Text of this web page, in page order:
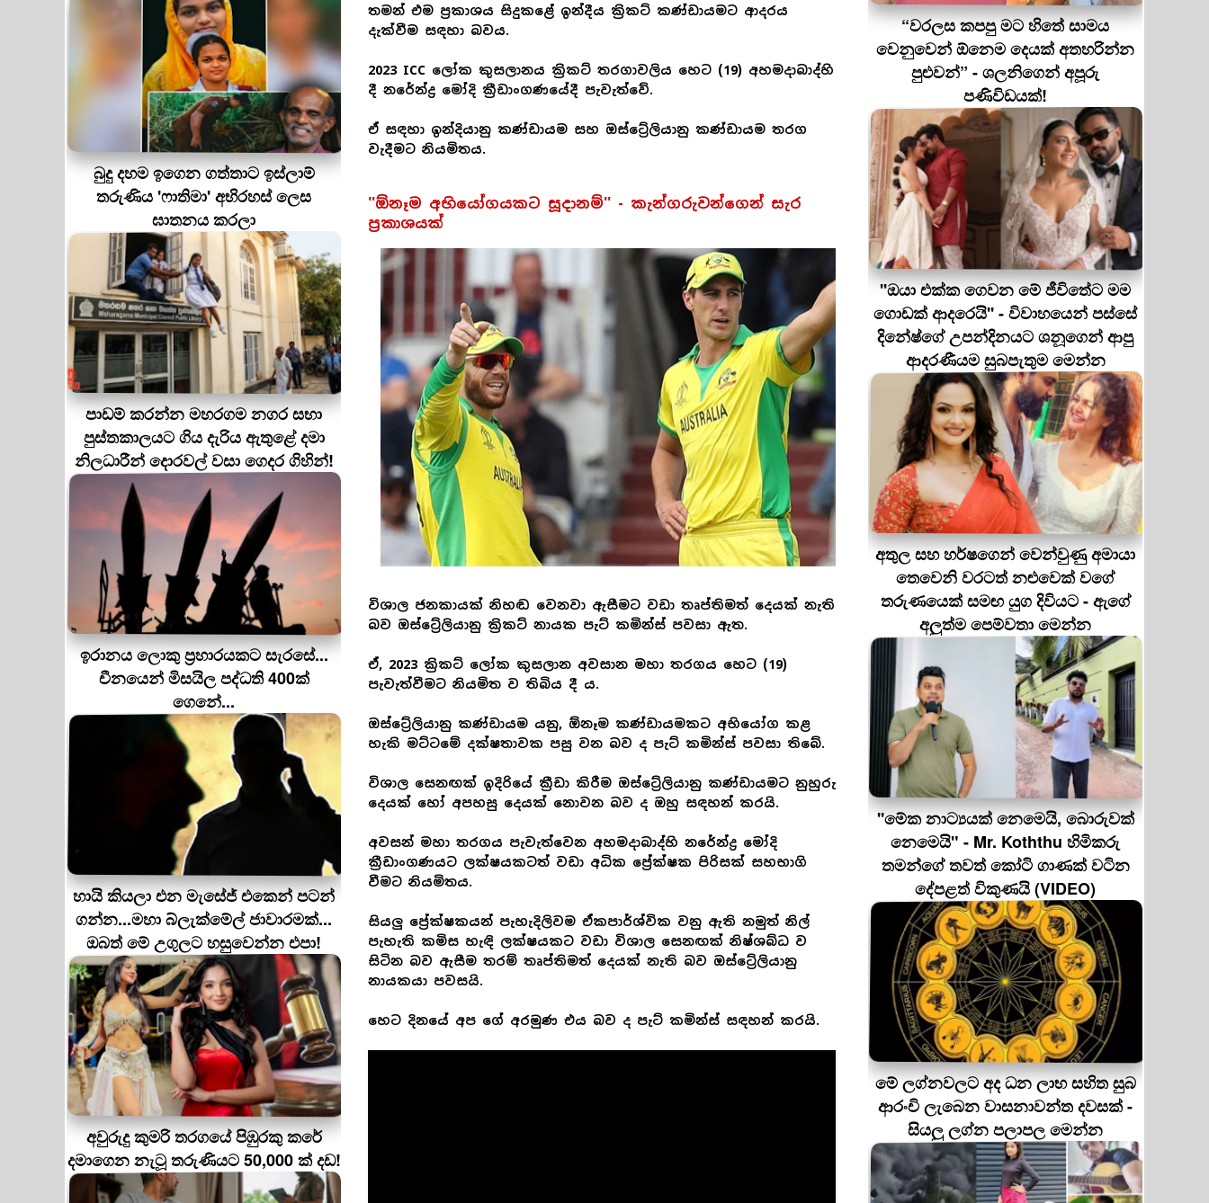
බුදු දහම ඉගෙන ගත්තාට ඉස්ලාම්
තරුණිය 'ෆාතිමා' අභිරහස් ලෙස
ඝාතනය කරලා
පාඩම් කරන්න මහරගම නගර සභා
පුස්තකාලයට ගිය දැරිය ඇතුළේ දමා
නිලධාරීන් දොරවල් වසා ගෙදර ගිහින්!
ඉරානය ලොකු ප‍්‍රහාරයකට සැරසේ...
චීනයෙන් මිසයිල පද්ධති 400ක්
ගෙනේ...
හායි කියලා එන මැසේජ් එකෙන් පටන්
ගන්න...මහා බ්ලැක්මේල් ජාවාරමක්...
ඔබත් මේ උගුලට හසුවෙන්න එපා!
අවුරුදු කුමරි තරගයේ පිඹුරකු කරේ
දමාගෙන නැටූ තරුණියට 50,000 ක් දඩ!
තමන් එම ප්‍රකාශය සිදුකළේ ඉන්දීය ක්‍රිකට් කණ්ඩායමට ආදරය
දැක්වීම සඳහා බවය.
2023 ICC ලෝක කුසලානය ක්‍රිකට් තරගාවලිය හෙට (19) අහමදාබාද්හි
දී නරේන්ද්‍ර මෝදි ක්‍රීඩාංගණයේදී පැවැත්වේ.
ඒ සඳහා ඉන්දියානු කණ්ඩායම සහ ඔස්ට්‍රේලියානු කණ්ඩායම තරග
වැදීමට නියමිතය.
''ඕනෑම අභියෝගයකට සූදානම්'' - කැන්ගරුවන්ගෙන් සැර
ප්‍රකාශයක්
විශාල ජනකායක් නිහඬ වෙනවා ඇසීමට වඩා තෘප්තිමත් දෙයක් නැති
බව ඔස්ට්‍රේලියානු ක්‍රිකට් නායක පැට් කමින්ස් පවසා ඇත.
ඒ, 2023 ක්‍රිකට් ලෝක කුසලාන අවසාන මහා තරගය හෙට (19)
පැවැත්වීමට නියමිත ව තිබිය දී ය.
ඔස්ට්‍රේලියානු කණ්ඩායම යනු, ඕනෑම කණ්ඩායමකට අභියෝග කළ
හැකි මට්ටමේ දක්ෂතාවක පසු වන බව ද පැට් කමින්ස් පවසා තිබේ.
විශාල සෙනඟක් ඉදිරියේ ක්‍රීඩා කිරීම ඔස්ට්‍රේලියානු කණ්ඩායමට නුහුරු
දෙයක් හෝ අපහසු දෙයක් නොවන බව ද ඔහු සඳහන් කරයි.
අවසන් මහා තරගය පැවැත්වෙන අහමදාබාද්හි නරේන්ද්‍ර මෝදි
ක්‍රීඩාංගණයට ලක්ෂයකටත් වඩා අධික ප්‍රේක්ෂක පිරිසක් සහභාගි
වීමට නියමිතය.
සියලු ප්‍රේක්ෂකයන් පැහැදිලිවම ඒකපාර්ශ්වික වනු ඇති නමුත් නිල්
පැහැති කමිස හැඳි ලක්ෂයකට වඩා විශාල සෙනඟක් නිෂ්ශබ්ධ ව
සිටින බව ඇසීම තරම් තෘප්තිමත් දෙයක් නැති බව ඔස්ට්‍රේලියානු
නායකයා පවසයි.
හෙට දිනයේ අප ගේ අරමුණ එය බව ද පැට් කමින්ස් සඳහන් කරයි.
“වරලස කපපු මට හිතේ සාමය
වෙනුවෙන් ඕනෙම දෙයක් අතහරින්න
පුළුවන්” - ශලනිගෙන් අපූරු
පණිවිඩයක්!
''ඔයා එක්ක ගෙවන මේ ජීවිතේට මම
ගොඩක් ආදරෙයි'' - විවාහයෙන් පස්සේ
දිනේෂ්ගේ උපන්දිනයට ශනූගෙන් ආපු
ආදරණීයම සුබපැතුම මෙන්න
අතුල සහ හර්ෂගෙන් වෙන්වුණු අමායා
තෙවෙනි වරටත් නළුවෙක් වගේ
තරුණයෙක් සමඟ යුග දිවියට - ඇගේ
අලුත්ම පෙම්වතා මෙන්න
''මේක නාට්‍යයක් නෙමෙයි, බොරුවක්
නෙමෙයි" - Mr. Koththu හිමිකරු
තමන්ගේ තවත් කෝටි ගාණක් වටින
දේපළත් විකුණයි (VIDEO)
මේ ලග්නවලට අද ධන ලාභ සහිත සුබ
ආරංචි ලැබෙන වාසනාවන්ත දවසක් -
සියලු ලග්න පලාපල මෙන්න